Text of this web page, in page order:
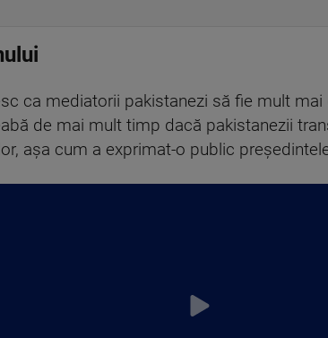
ca mediatorii pakistanezi să fie mult
de mai mult timp dacă pakistanezii
așa cum a exprimat-o public